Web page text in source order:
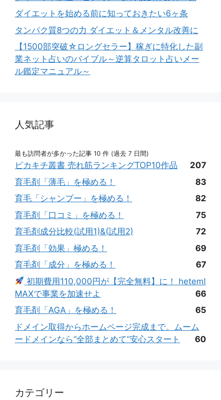
ダイエットを始める前に知っておきたい6ヶ条
タンパク質8つの力 ダイエット＆メンタル改善に
【1500部突破☆ロングセラー】稼ぎに特化した副
業ネット占いのバイブル～逆算タロット占いメー
ル鑑定マニュアル～
人気記事
最も訪問者が多かった記事 10 件 (過去 7 日間)
ピカキチ叢書 売れ筋ランキングTOP10作品
207
育毛剤「薄毛」を極める！
83
育毛「シャンプー」を極める！
82
育毛剤「口コミ」を極める！
75
育毛剤成分比較(試用1)&(試用2)
72
育毛剤「効果」極める！
69
育毛剤「成分」を極める！
67
初期費用110,000円が【完全無料】に！ heteml
MAXで事業を加速せよ
66
育毛剤「AGA」を極める！
65
ドメイン取得からホームページ完成まで。ムーム
ードメインなら“全部まとめて”安心スタート
60
カテゴリー